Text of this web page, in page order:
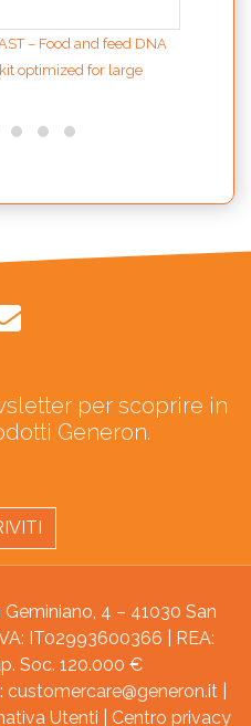
– Food and feed DNA
optimized for large
per scoprire in
Generon.
4 – 41030 San
IT02993600366 | REA:
Soc. 120.000 €
customercare@generon.it
Utenti Centro privacy